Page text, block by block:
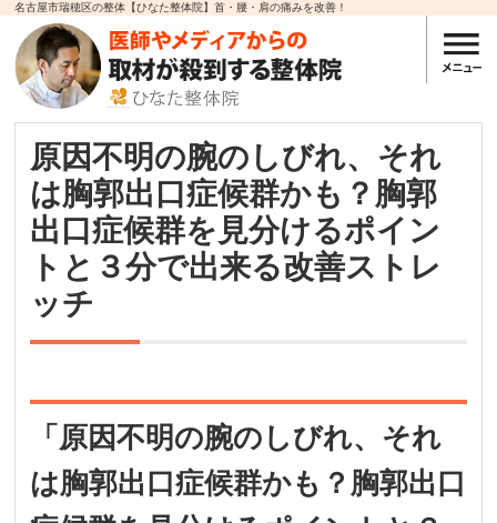
名古屋市瑞穂区の整体【ひなた整体院】首・腰・肩の痛みを改善！
原因不明の腕のしびれ、それ
は胸郭出口症候群かも？胸郭
出口症候群を見分けるポイン
トと３分で出来る改善ストレ
ッチ
「原因不明の腕のしびれ、それ
は胸郭出口症候群かも？胸郭出口